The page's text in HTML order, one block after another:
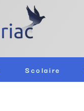
Scolaire